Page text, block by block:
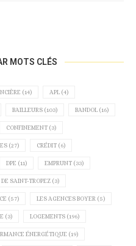
MOTS CLÉS
(14) APL (4)
BAILLEURS (103) BANDOL (16)
CONFINEMENT (3)
(27) CRÉDIT (6)
DPE (11) EMPRUNT (33)
DE SAINT-TROPEZ (3)
(57) LES AGENCES BOYER (5)
(3) LOGEMENTS (196)
ÉNERGÉTIQUE (19)